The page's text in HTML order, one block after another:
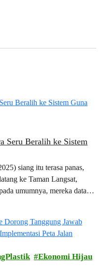
Seru Beralih ke Sistem
siang itu terasa panas,
ke Taman Langsat,
umumnya, mereka datang
Ekonomi Hijau